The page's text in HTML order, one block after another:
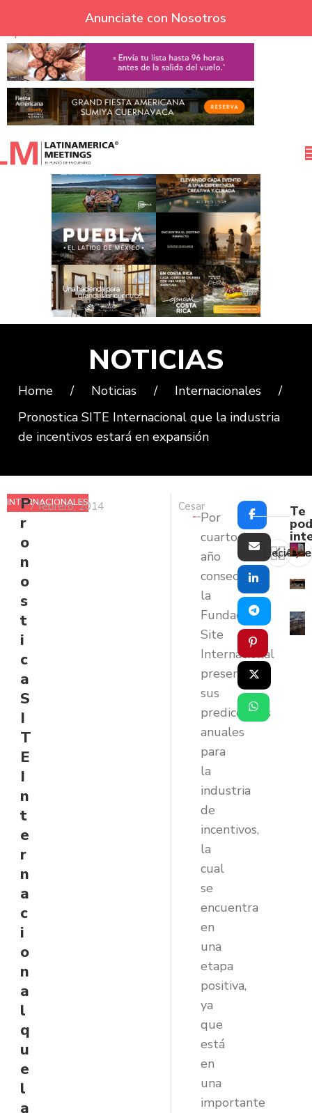
Skip to navigation
Skip to main content
Anunciate con Nosotros
NOTICIAS
Home / Noticias / Internacionales
/
Pronostica SITE Internacional que la industria
de incentivos estará en expansión
INTERNACIONALES
P
r
o
n
o
s
t
i
c
a
S
I
T
E
I
n
t
e
r
n
a
c
i
o
n
a
l
q
u
e
l
a
7 febrero, 2014 Cesar
Por
cuarto
año
consecutivo
la
Fundación
Site
Internacional
presenta
sus
predicciones
anuales
para
la
industria
de
incentivos,
la
cual
se
encuentra
en
una
etapa
positiva,
ya
que
está
en
una
importante
Reciente
Te